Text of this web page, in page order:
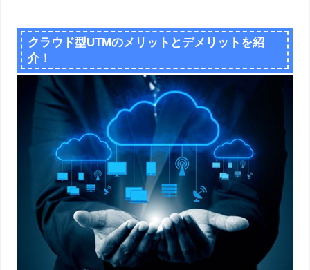
クラウド型UTMのメリットとデメリットを紹
介！